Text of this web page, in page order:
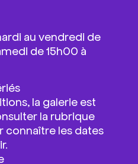
au vendredi de
de 15h00 à
la galerie est
la rubrique
connaître les dates